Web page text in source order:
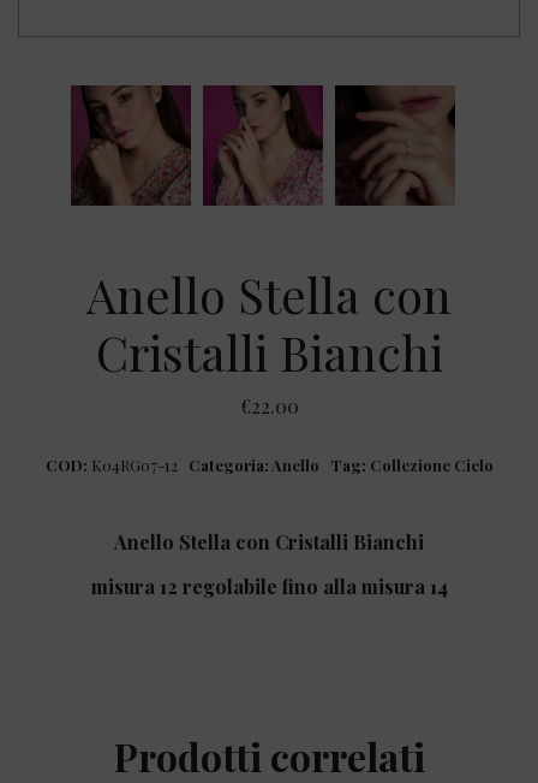
Anello Stella con
Cristalli Bianchi
€22.00
COD: K04RG07-12 Categoria: Anello Tag: Collezione Cielo
Anello Stella con Cristalli Bianchi
misura 12 regolabile fino alla misura 14
Prodotti correlati